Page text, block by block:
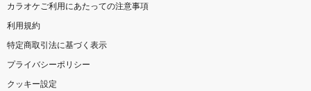
カラオケご利用にあたっての注意事項
利用規約
特定商取引法に基づく表示
プライバシーポリシー
クッキー設定